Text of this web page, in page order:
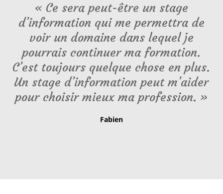
« Ce sera peut-être un stage
d’information qui me permettra de
voir un domaine dans lequel je
pourrais continuer ma formation.
C’est toujours quelque chose en plus.
Un stage d’information peut m’aider
pour choisir mieux ma profession. »
Fabien